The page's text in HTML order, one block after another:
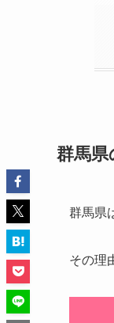
群馬
群馬県
その理